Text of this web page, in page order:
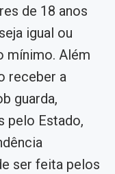
de 18 anos
igual ou
mínimo. Além
receber a
guarda,
pelo Estado,
ser feita pelos